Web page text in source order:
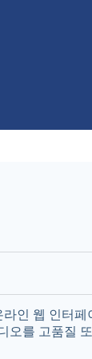
라인 웹 인터
오를 고품질